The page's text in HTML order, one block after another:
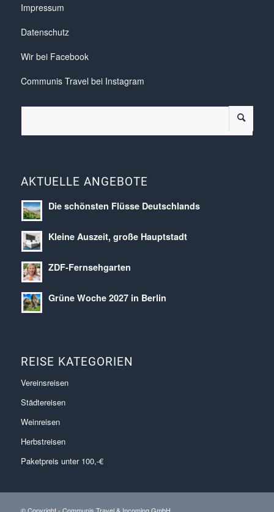
Impressum
Datenschutz
Wir bei Facebook
Communis Travel bei Instagram
AKTUELLE ANGEBOTE
Die schönsten Flüsse Deutschlands
Kleine Auszeit, große Hauptstadt
ZDF-Fernsehgarten
Grüne Woche 2027 in Berlin
REISE KATEGORIEN
Vereinsreisen
Städtereisen
Weinreisen
Herbstreisen
Paketpreis unter 100,-€